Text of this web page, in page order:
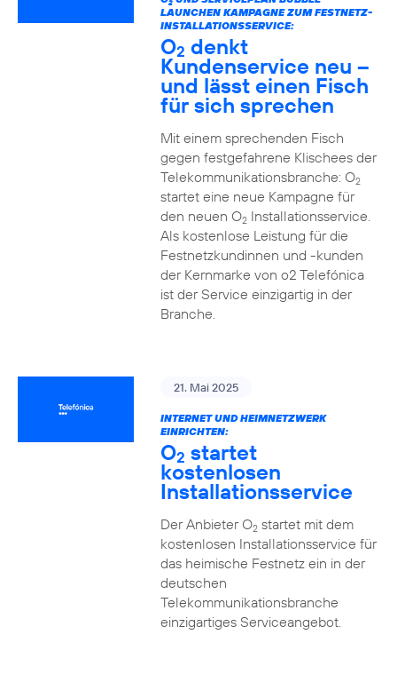
2
LAUNCHEN KAMPAGNE ZUM FESTNETZ-
INSTALLATIONSSERVICE:
O2 denkt
Kundenservice neu –
und lässt einen Fisch
für sich sprechen
Mit einem sprechenden Fisch
gegen festgefahrene Klischees der
Telekommunikationsbranche: O2
startet eine neue Kampagne für
den neuen O2Installationsservice.
Als kostenlose Leistung für die
Festnetzkundinnen und -kunden
der Kernmarke von o2 Telefónica
ist der Service einzigartig in der
Branche.
21. Mai 2025
INTERNET UND HEIMNETZWERK
EINRICHTEN:
O2 startet
kostenlosen
Installationsservice
Der Anbieter O2startet mit dem
kostenlosen Installationsservice für
das heimische Festnetz ein in der
deutschen
Telekommunikationsbranche
einzigartiges Serviceangebot.